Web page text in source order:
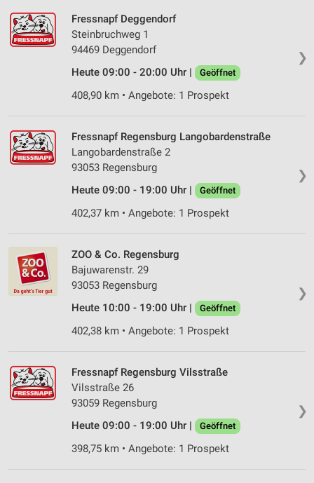
❯
Fressnapf Deggendorf
Steinbruchweg 1
94469 Deggendorf
Heute 09:00 - 20:00 Uhr |
Geöffnet
408,90 km • Angebote: 1 Prospekt
❯
Fressnapf Regensburg Langobardenstraße
Langobardenstraße 2
93053 Regensburg
Heute 09:00 - 19:00 Uhr |
Geöffnet
402,37 km • Angebote: 1 Prospekt
❯
ZOO & Co. Regensburg
Bajuwarenstr. 29
93053 Regensburg
Heute 10:00 - 19:00 Uhr |
Geöffnet
402,38 km • Angebote: 1 Prospekt
❯
Fressnapf Regensburg Vilsstraße
Vilsstraße 26
93059 Regensburg
Heute 09:00 - 19:00 Uhr |
Geöffnet
398,75 km • Angebote: 1 Prospekt